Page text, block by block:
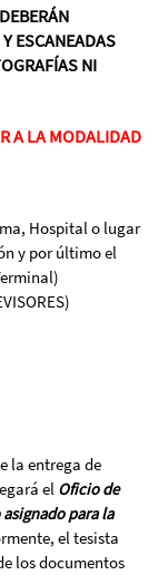
ESCANEADAS
NI
A LA MODALIDAD
Hospital o lugar
y por último el
la entrega de
el Oficio de
para la
el tesista
los documentos